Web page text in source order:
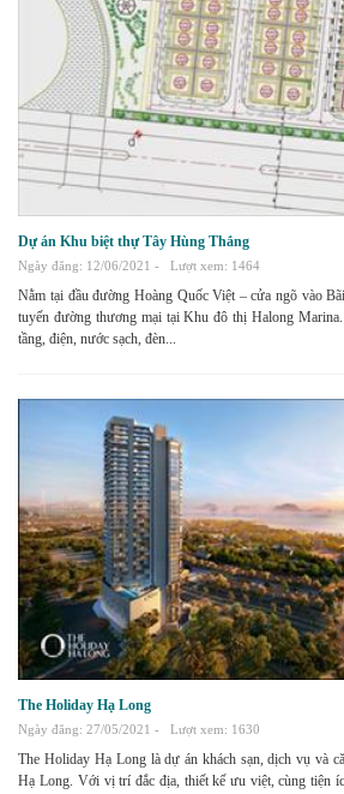
Dự án Khu biệt thự Tây Hùng Thắng
Ngày đăng: 12/06/2021 - Lượt xem: 1464
Nằm tại đầu đường Hoàng Quốc Việt – cửa ngõ vào
tuyến đường thương mại tại Khu đô thị Halong
tầng, điện, nước sạch, đèn...
The Holiday Hạ Long
Ngày đăng: 27/05/2021 - Lượt xem: 1630
The Holiday Hạ Long là dự án khách sạn, dịch vụ và
Hạ Long. Với vị trí đắc địa, thiết kế ưu việt, cùng tiện